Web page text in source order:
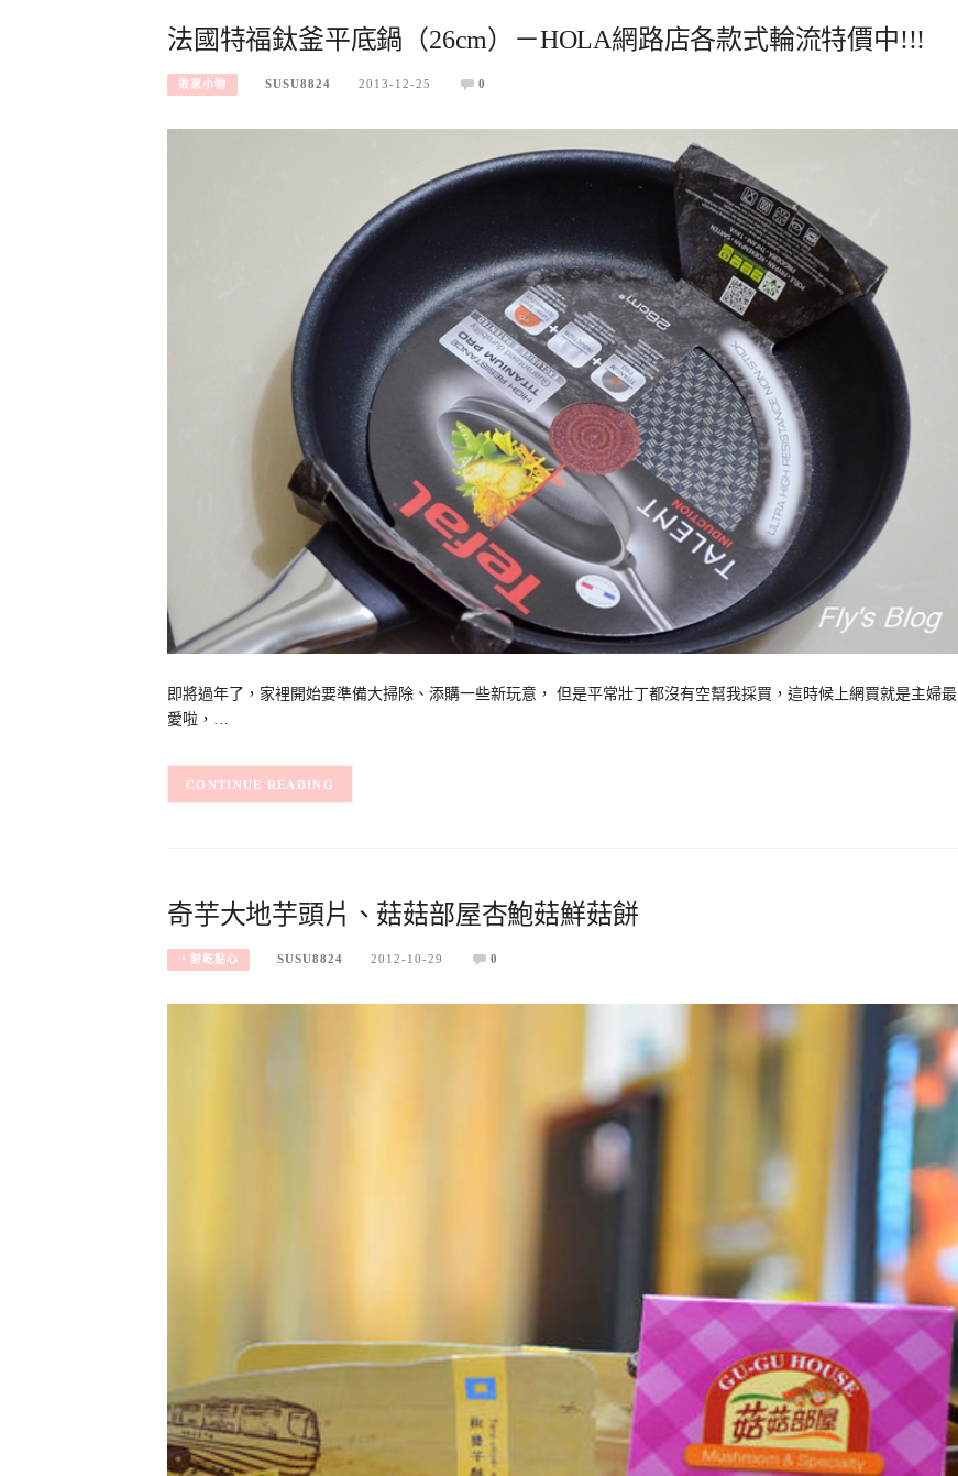
法國特福鈦釜平底鍋（26cm）－HOLA網路店各款式輪流特價中!!!
敗家小物 SUSU8824 2013-12-25 0
即將過年了，家裡開始要準備大掃除、添購一些新玩意， 但是平常壯丁都沒有空幫我採買，這時候上網買就是主婦最
愛啦，…
CONTINUE READING
奇芋大地芋頭片、菇菇部屋杏鮑菇鮮菇餅
‧餅乾點心 SUSU8824 2012-10-29 0